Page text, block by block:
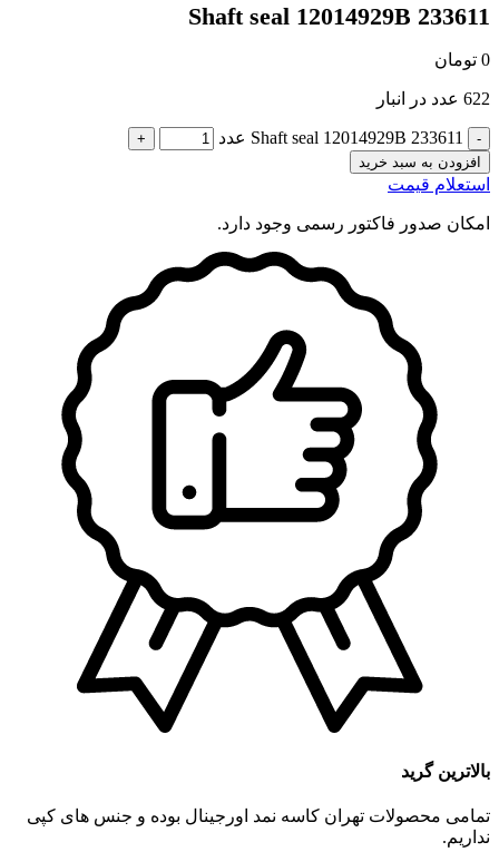
233611 Shaft seal 12014929B
0 تومان
622 عدد در انبار
233611 Shaft seal 12014929B عدد
افزودن به سبد خرید
استعلام قیمت
امکان صدور فاکتور رسمی وجود دارد.
بالاترین گرید
تمامی محصولات تهران کاسه نمد اورجینال بوده و جنس های کپی
نداریم.